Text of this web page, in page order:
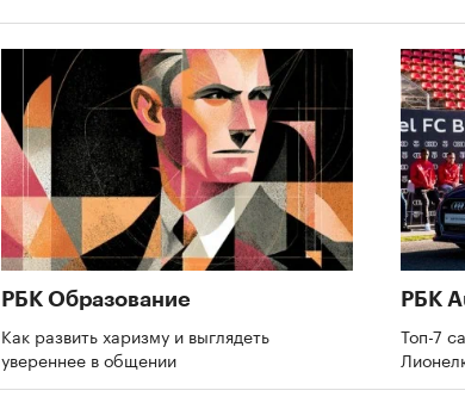
РБК Образование
Как развить харизму и выглядеть
увереннее в общении
РБК
Топ-7